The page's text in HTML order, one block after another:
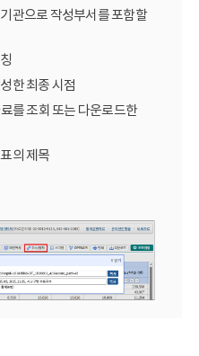
관으로 작성부서를 포함할
한 최종 시점
를 조회 또는 다운로드한
의 제목